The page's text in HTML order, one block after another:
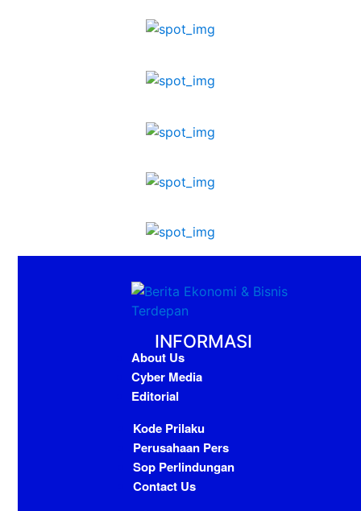
INFORMASI
About Us
Cyber Media
Editorial
Kode Prilaku
Perusahaan Pers
Sop Perlindungan
Contact Us